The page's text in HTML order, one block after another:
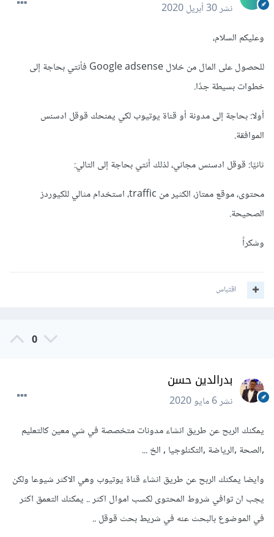
نشر30 أبريل 2020
وعليكم السلام،
للحصول على المال من خلال Google adsense فأنتي بحاجة إلى
خطوات بسيطة جدًا.
أولا: بحاجة إلى مدونة أو قناة يوتيوب لكي يمنحك قوقل ادسنس
الموافقة.
ثانيًا: قوقل ادسنس مجاني، لذلك أنتي بحاجة إلى التالي:
محتوى، موقع ممتاز، الكثير من traffic، استخدام مثالي للكيوردز
الصحيحة.
وشكراً
اقتباس
0
بدرالدين حسن
نشر6 مايو 2020
يمكنك الربح عن طريق انشاء مدونات متخصصة في شي معين كالتعليم
,الصحة ,الرياضة ,التكنلوجيا , الخ ...
وايضا يمكنك الربح عن طريق انشاء قناة يوتيوب وهي الاكثر شيوعا ولكن
يجب ان توافي شروط المحتوى لكسب اموال اكثر .. يمكنك التعمق اكثر
في الموضوع بالبحث عنه في شريط بحث قوقل ..